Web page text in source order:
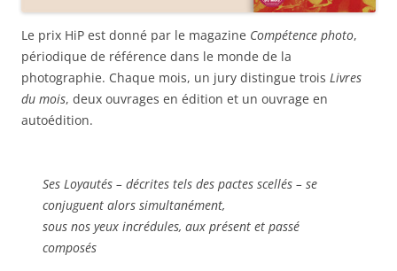
Le prix HiP est donné par le magazine Compétence photo,
périodique de référence dans le monde de la
photographie. Chaque mois, un jury distingue trois Livres
du mois, deux ouvrages en édition et un ouvrage en
autoédition.
Ses Loyautés – décrites tels des pactes scellés – se
conjuguent alors simultanément,
sous nos yeux incrédules, aux présent et passé
composés